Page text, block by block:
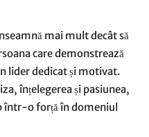
mai mult decât să
care demonstrează
lider dedicat și motivat.
înțelegerea și pasiunea,
într-o forță în domeniul